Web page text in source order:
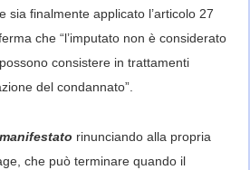
sia finalmente applicato l’articolo 27
che “l’imputato non è considerato
consistere in trattamenti
del condannato”.
manifestato rinunciando alla propria
che può terminare quando il